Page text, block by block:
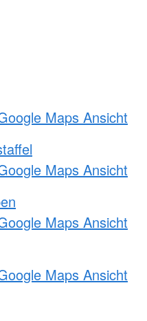
Maps Ansicht
Maps Ansicht
Maps Ansicht
Maps Ansicht